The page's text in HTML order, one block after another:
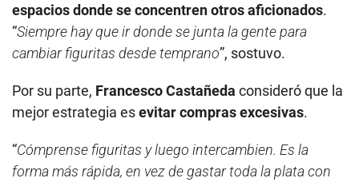
espacios donde se concentren otros aficionados.
“Siempre hay que ir donde se junta la gente para
cambiar figuritas desde temprano”, sostuvo.
Por su parte, Francesco Castañeda consideró que la
mejor estrategia esevitar compras excesivas.
“Cómprense figuritas y luego intercambien. Es la
forma más rápida, en vez de gastar toda la plata con